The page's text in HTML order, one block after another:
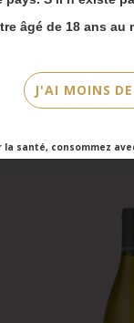
âgé de 18 ans au
J'AI MOINS
santé, consommez
à partir du
disponibles